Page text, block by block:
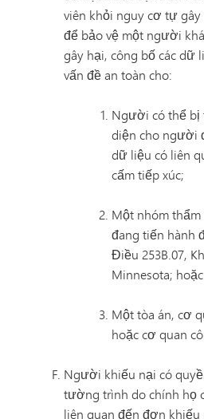
viên khỏi nguy cơ tự
để bảo vệ một người
gây hại, công bố các dữ
vấn đề an toàn cho:
Người có thể bị
diện cho người
dữ liệu có liên
cấm tiếp xúc;
Một nhóm
đang tiến hành
Điều 253B.07,
Minnesota; hoặc
Một tòa án, cơ
hoặc cơ quan
Người khiếu nại có
tường trình do chính họ
liên quan đến đơn khiếu